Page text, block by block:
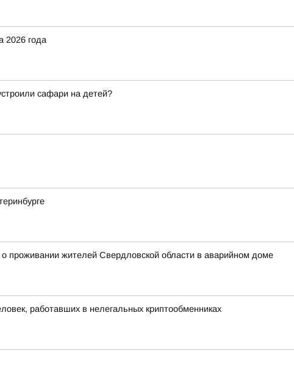
2026 года
сафари на детей?
проживании жителей Свердловской области в аварийном доме
работавших в нелегальных криптообменниках